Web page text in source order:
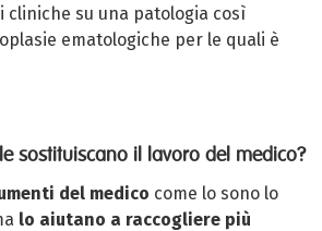
su una patologia così
ematologiche per le quali è
sostituiscano il lavoro del medico?
del medico come lo sono lo
lo aiutano a raccogliere più